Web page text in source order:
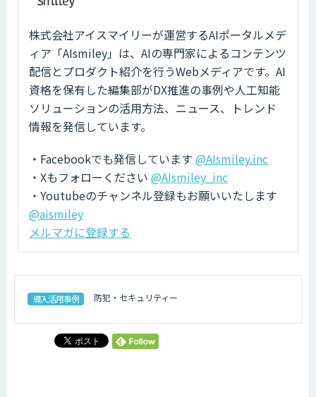
株式会社アイスマイリーが運営するAIポータルメデ
ィア「AIsmiley」は、AIの専門家によるコンテンツ
配信とプロダクト紹介を行うWebメディアです。AI
資格を保有した編集部がDX推進の事例や人工知能
ソリューションの活用方法、ニュース、トレンド
情報を発信しています。
・Facebookでも発信しています @AIsmiley.inc
・Xもフォローください @AIsmiley_inc
・Youtubeのチャンネル登録もお願いいたします
@aismiley
メルマガに登録する
導入活用事例 防犯・セキュリティー